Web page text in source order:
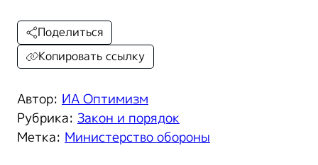
Автор: ИА Оптимизм
Рубрика: Закон и порядок
Метка: Министерство обороны
Поделиться
Копировать ссылку